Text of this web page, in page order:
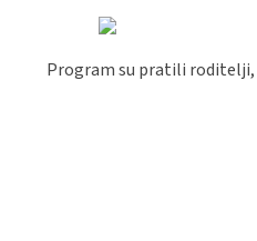
Program su pratili roditelji,